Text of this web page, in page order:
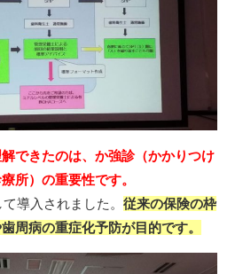
できたのは、か強診（かかりつけ
所）の重要性です。
導入されました。 従来の保険の枠
周病の重症化予防が目的です。